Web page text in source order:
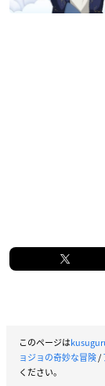
このページは
ョジョの奇妙な冒険/
ください。